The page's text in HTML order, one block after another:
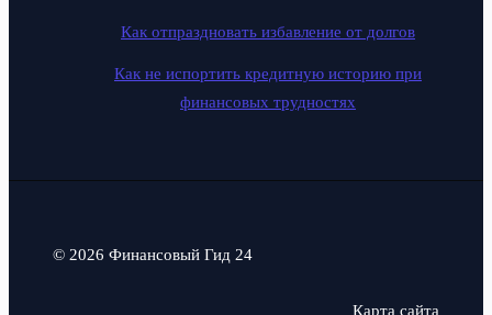
Как отпраздновать избавление от долгов
Как не испортить кредитную историю при
финансовых трудностях
© 2026 Финансовый Гид 24
Карта сайта